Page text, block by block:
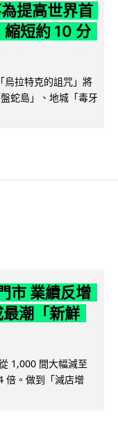
提高世界首
短約 10 分
烏拉特克的詛咒」將
蛇島」、地城「毒牙
市 業績反增
潮「新鮮
1,000 間大幅減至
倍。做到「減店增